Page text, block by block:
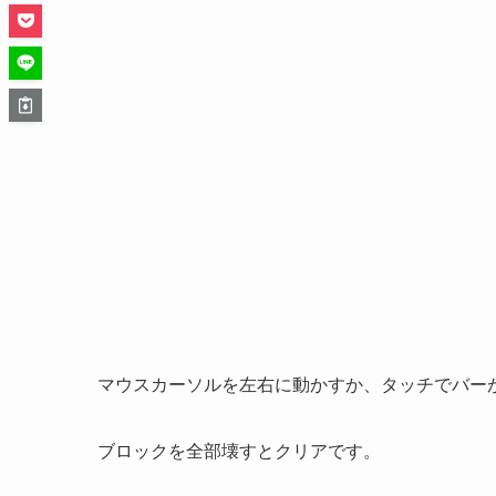
マウスカーソルを左右に動かすか、タッチでバー
ブロックを全部壊すとクリアです。